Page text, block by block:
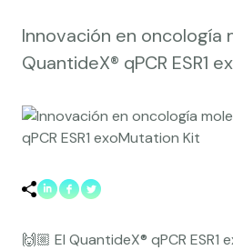
Innovación en oncología
QuantideX® qPCR ESR1
🙌🏼 El QuantideX® qPCR